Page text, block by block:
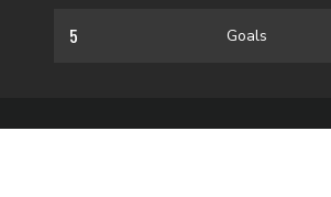
5 Goals